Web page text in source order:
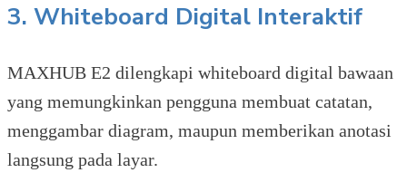
3. Whiteboard Digital Interaktif
MAXHUB E2 dilengkapi whiteboard digital bawaan
yang memungkinkan pengguna membuat catatan,
menggambar diagram, maupun memberikan anotasi
langsung pada layar.